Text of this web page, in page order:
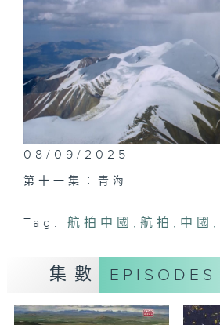
08/09/2025
第十一集：青海
Tag: 航拍中國 ,航拍 , 中國 ,
集數 EPISODES